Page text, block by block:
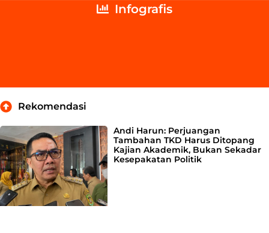
Infografis
Rekomendasi
Andi Harun: Perjuangan
Tambahan TKD Harus Ditopang
Kajian Akademik, Bukan Sekadar
Kesepakatan Politik